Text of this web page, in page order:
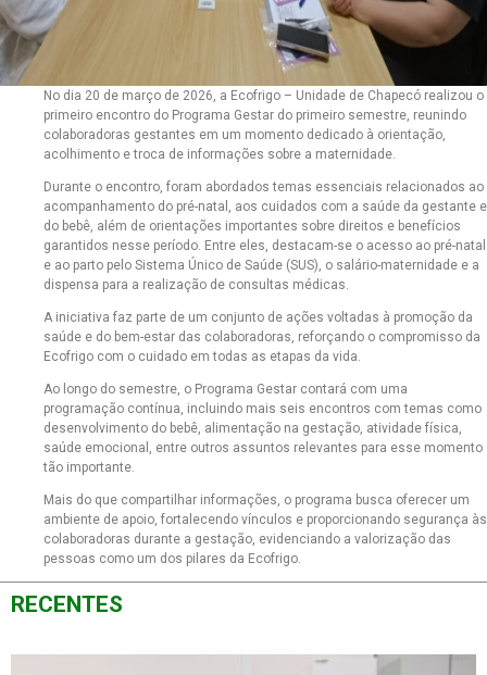
No dia 20 de março de 2026, a Ecofrigo – Unidade de Chapecó realizou o
primeiro encontro do Programa Gestar do primeiro semestre, reunindo
colaboradoras gestantes em um momento dedicado à orientação,
acolhimento e troca de informações sobre a maternidade.
Durante o encontro, foram abordados temas essenciais relacionados ao
acompanhamento do pré-natal, aos cuidados com a saúde da gestante e
do bebê, além de orientações importantes sobre direitos e benefícios
garantidos nesse período. Entre eles, destacam-se o acesso ao pré-natal
e ao parto pelo Sistema Único de Saúde (SUS), o salário-maternidade e a
dispensa para a realização de consultas médicas.
A iniciativa faz parte de um conjunto de ações voltadas à promoção da
saúde e do bem-estar das colaboradoras, reforçando o compromisso da
Ecofrigo com o cuidado em todas as etapas da vida.
Ao longo do semestre, o Programa Gestar contará com uma
programação contínua, incluindo mais seis encontros com temas como
desenvolvimento do bebê, alimentação na gestação, atividade física,
saúde emocional, entre outros assuntos relevantes para esse momento
tão importante.
Mais do que compartilhar informações, o programa busca oferecer um
ambiente de apoio, fortalecendo vínculos e proporcionando segurança às
colaboradoras durante a gestação, evidenciando a valorização das
pessoas como um dos pilares da Ecofrigo.
RECENTES